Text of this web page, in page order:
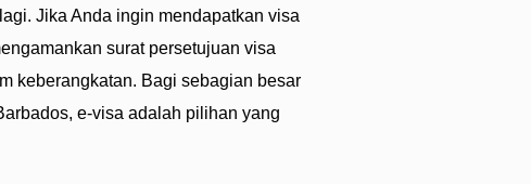
Jika Anda ingin mendapatkan visa
surat persetujuan visa
keberangkatan. Bagi sebagian besar
e-visa adalah pilihan yang